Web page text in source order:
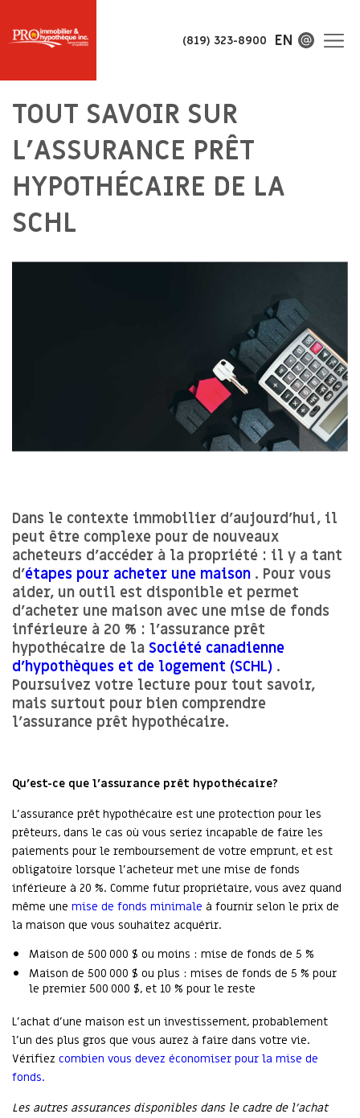
(819) 323-8900 EN
TOUT SAVOIR SUR
L’ASSURANCE PRÊT
HYPOTHÉCAIRE DE LA
SCHL
Dans le contexte immobilier d’aujourd’hui, il
peut être complexe pour de nouveaux
acheteurs d’accéder à la propriété : il y a tant
d’étapes pour acheter une maison . Pour vous
aider, un outil est disponible et permet
d’acheter une maison avec une mise de fonds
inférieure à 20 % : l’assurance prêt
hypothécaire de la Société canadienne
d’hypothèques et de logement (SCHL) .
Poursuivez votre lecture pour tout savoir,
mais surtout pour bien comprendre
l’assurance prêt hypothécaire.
Qu’est-ce que l’assurance prêt hypothécaire?
L’assurance prêt hypothécaire est une protection pour les
prêteurs, dans le cas où vous seriez incapable de faire les
paiements pour le remboursement de votre emprunt, et est
obligatoire lorsque l’acheteur met une mise de fonds
inférieure à 20 %. Comme futur propriétaire, vous avez quand
même une mise de fonds minimale à fournir selon le prix de
la maison que vous souhaitez acquérir.
Maison de 500 000 $ ou moins : mise de fonds de 5 %
Maison de 500 000 $ ou plus : mises de fonds de 5 % pour
le premier 500 000 $, et 10 % pour le reste
L’achat d’une maison est un investissement, probablement
l’un des plus gros que vous aurez à faire dans votre vie.
Vérifiez combien vous devez économiser pour la mise de
fonds.
Les autres assurances disponibles dans le cadre de l’achat